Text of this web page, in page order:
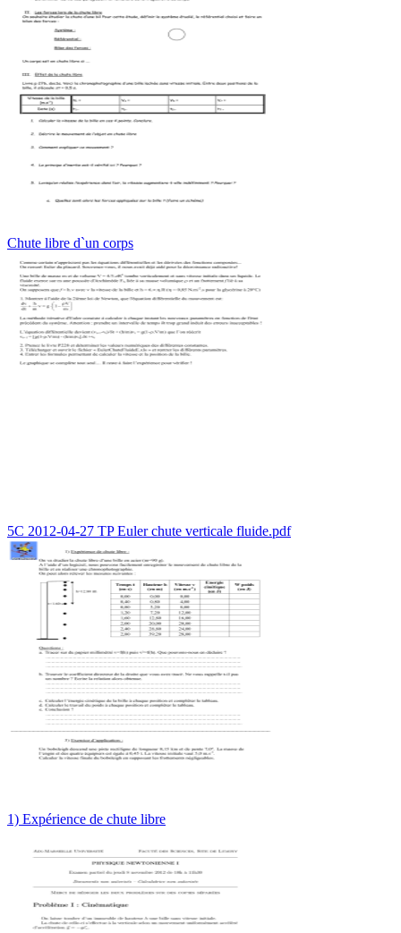
Chute libre d`un corps
5C 2012-04-27 TP Euler chute verticale fluide.pdf
1) Expérience de chute libre